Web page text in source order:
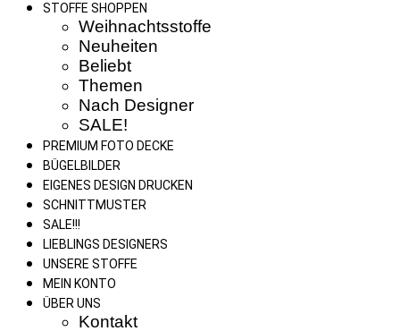
STOFFE SHOPPEN
Weihnachtsstoffe
Neuheiten
Beliebt
Themen
Nach Designer
SALE!
PREMIUM FOTO DECKE
BÜGELBILDER
EIGENES DESIGN DRUCKEN
SCHNITTMUSTER
SALE!!!
LIEBLINGS DESIGNERS
UNSERE STOFFE
MEIN KONTO
ÜBER UNS
Kontakt